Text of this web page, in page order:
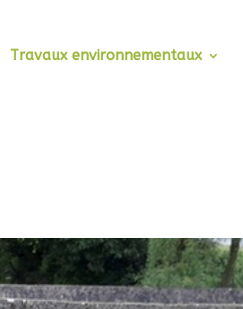
Travaux environnementaux